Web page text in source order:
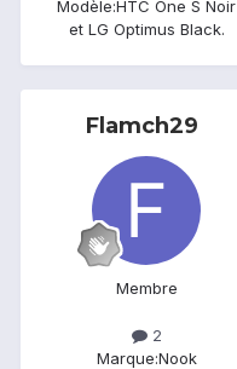
Modèle:HTC One S Noir
et LG Optimus Black.
Flamch29
Membre
2
Marque:Nook